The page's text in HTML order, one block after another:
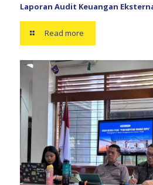
Laporan Audit Keuangan
Read more